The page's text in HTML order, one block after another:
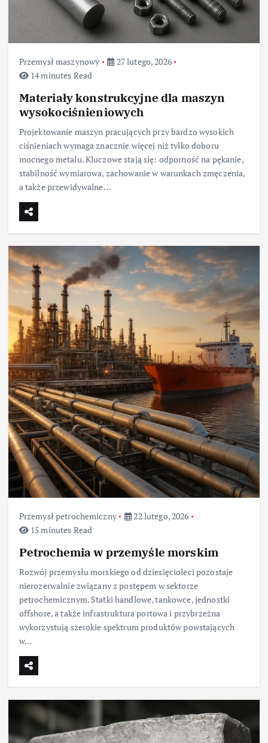
Przemysł maszynowy
27 lutego, 2026
14 minutes Read
Materiały konstrukcyjne dla maszyn
wysokociśnieniowych
Projektowanie maszyn pracujących przy bardzo wysokich
ciśnieniach wymaga znacznie więcej niż tylko doboru
mocnego metalu. Kluczowe stają się: odporność na pękanie,
stabilność wymiarowa, zachowanie w warunkach zmęczenia,
a także przewidywalne…
Przemysł petrochemiczny
22 lutego, 2026
15 minutes Read
Petrochemia w przemyśle morskim
Rozwój przemysłu morskiego od dziesięcioleci pozostaje
nierozerwalnie związany z postępem w sektorze
petrochemicznym. Statki handlowe, tankowce, jednostki
offshore, a także infrastruktura portowa i przybrzeżna
wykorzystują szerokie spektrum produktów powstających
w…